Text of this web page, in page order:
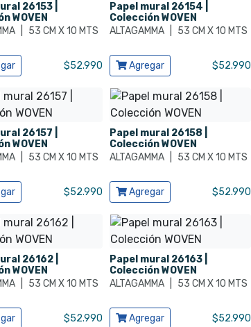
26153 |
WOVEN
53 CM X 10 MTS
$52.990
Papel mural 26154 |
Colección WOVEN
ALTAGAMMA
53 CM X 10 MTS
Ver producto
Agregar $52.990
26157 |
WOVEN
53 CM X 10 MTS
$52.990
Papel mural 26158 |
Colección WOVEN
ALTAGAMMA
53 CM X 10 MTS
Ver producto
Agregar $52.990
26162 |
WOVEN
53 CM X 10 MTS
$52.990
Papel mural 26163 |
Colección WOVEN
ALTAGAMMA
53 CM X 10 MTS
Ver producto
Agregar $52.990